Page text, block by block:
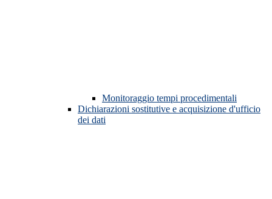
Monitoraggio tempi procedimentali
Dichiarazioni sostitutive e acquisizione d'ufficio
dei dati